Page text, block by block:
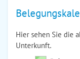
Hier sehen Sie die
Unterkunft.